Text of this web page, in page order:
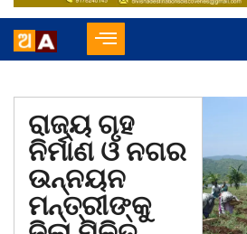
ରାଜ୍ୟ ଗୃହ
ନିର୍ମାଣ ଓ ନଗର
ଉନ୍ନୟନ
ମନ୍ତ୍ରୀଙ୍କୁ